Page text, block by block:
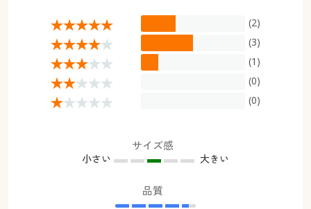
(2)
(3)
(1)
(0)
(0)
サイズ感
小さい 大きい
品質